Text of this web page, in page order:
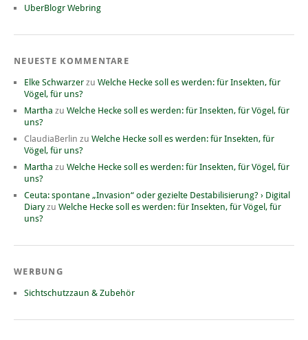
UberBlogr Webring
NEUESTE KOMMENTARE
Elke Schwarzer zu Welche Hecke soll es werden: für Insekten, für
Vögel, für uns?
Martha zu Welche Hecke soll es werden: für Insekten, für Vögel, für
uns?
ClaudiaBerlin zu Welche Hecke soll es werden: für Insekten, für
Vögel, für uns?
Martha zu Welche Hecke soll es werden: für Insekten, für Vögel, für
uns?
Ceuta: spontane „Invasion“ oder gezielte Destabilisierung? › Digital
Diaryzu Welche Hecke soll es werden: für Insekten, für Vögel, für
uns?
WERBUNG
Sichtschutzzaun & Zubehör